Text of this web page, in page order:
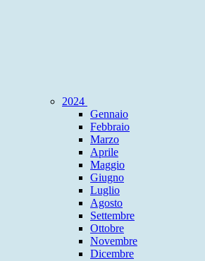
2024
Gennaio
Febbraio
Marzo
Aprile
Maggio
Giugno
Luglio
Agosto
Settembre
Ottobre
Novembre
Dicembre